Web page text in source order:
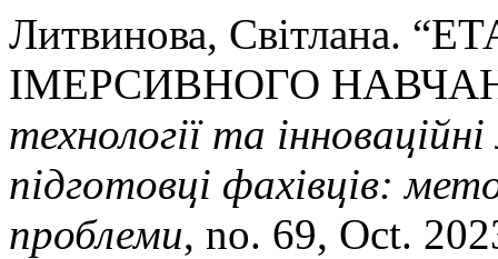
Литвинова, Світлана.
ІМЕРСИВНОГО
технології та
підготовці фахівців:
проблеми, no. 69, Oct.